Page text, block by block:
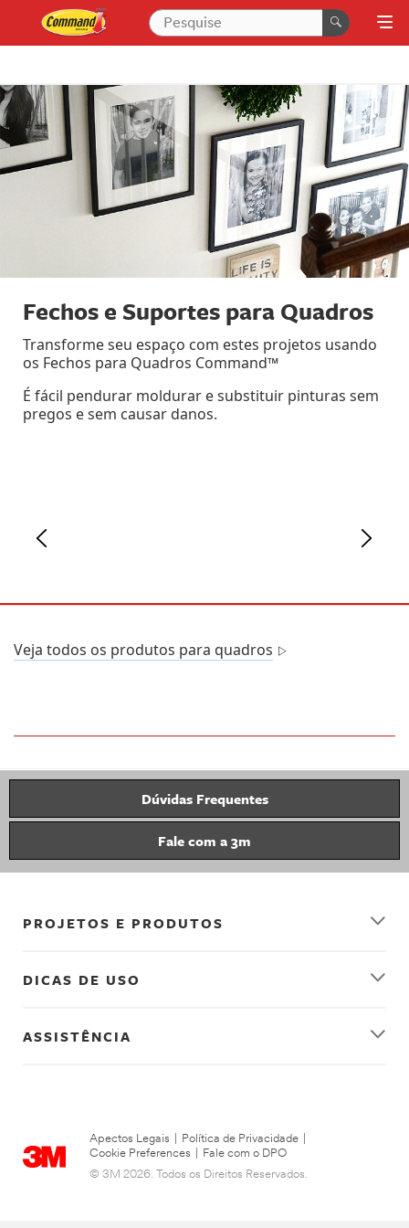
Fechos e Suportes para Quadros
Transforme seu espaço com estes projetos usando
os Fechos para Quadros Command™
É fácil pendurar moldurar e substituir pinturas sem
pregos e sem causar danos.
Veja todos os produtos para quadros
Dúvidas Frequentes
Fale com a 3m
PROJETOS E PRODUTOS
DICAS DE USO
ASSISTÊNCIA
Apectos Legais Política de Privacidade
Cookie Preferences
Fale com o DPO
© 3M 2026. Todos os Direitos Reservados.